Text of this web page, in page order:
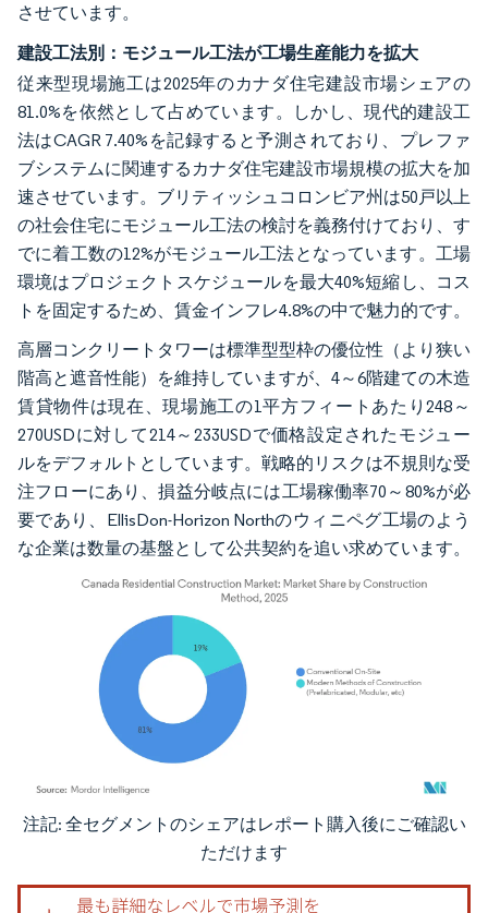
させています。
建設工法別：モジュール工法が工場生産能力を拡大
従来型現場施工は2025年のカナダ住宅建設市場シェアの
81.0%を依然として占めています。しかし、現代的建設工
法はCAGR 7.40%を記録すると予測されており、プレファ
ブシステムに関連するカナダ住宅建設市場規模の拡大を加
速させています。ブリティッシュコロンビア州は50戸以上
の社会住宅にモジュール工法の検討を義務付けており、す
でに着工数の12%がモジュール工法となっています。工場
環境はプロジェクトスケジュールを最大40%短縮し、コス
トを固定するため、賃金インフレ4.8%の中で魅力的です。
高層コンクリートタワーは標準型型枠の優位性（より狭い
階高と遮音性能）を維持していますが、4～6階建ての木造
賃貸物件は現在、現場施工の1平方フィートあたり248～
270USDに対して214～233USDで価格設定されたモジュー
ルをデフォルトとしています。戦略的リスクは不規則な受
注フローにあり、損益分岐点には工場稼働率70～80%が必
要であり、EllisDon-Horizon Northのウィニペグ工場のよう
な企業は数量の基盤として公共契約を追い求めています。
画像 © Mordor Intelligence。再利用にはCC BY 4.0の表示が必要です。
注記: 全セグメントのシェアはレポート購入後にご確認い
ただけます